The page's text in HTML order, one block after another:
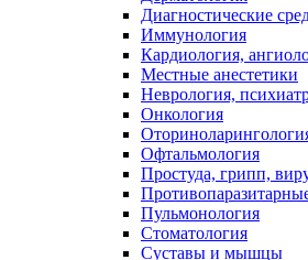
Диагностические
Иммунология
Кардиология,
Местные анестетики
Неврология,
Онкология
Офтальмология
Простуда, грипп,
Пульмонология
Стоматология
Суставы и мышцы